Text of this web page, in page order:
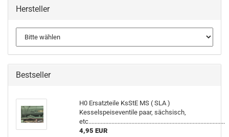
Hersteller
Bestseller
H0 Ersatzteile KsStE MS ( SLA )
Kesselspeiseventile paar, sächsisch,
etc.........................................................................................
4,95 EUR